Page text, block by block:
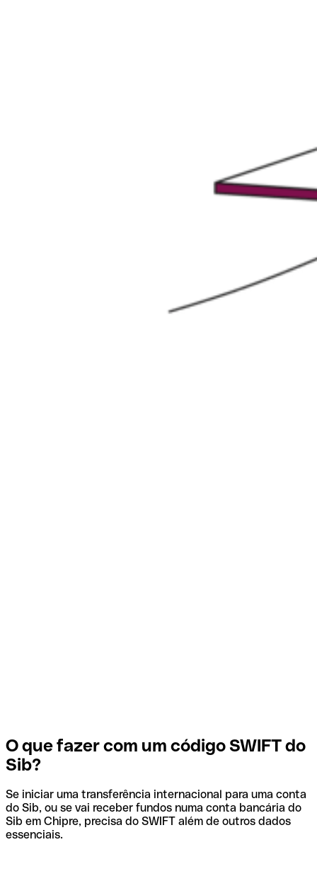
O que fazer com um código SWIFT do
Sib?
Se iniciar uma transferência internacional para uma conta
do Sib, ou se vai receber fundos numa conta bancária do
Sib em Chipre, precisa do SWIFT além de outros dados
essenciais.